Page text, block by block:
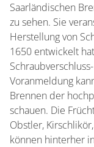
Saarländischen
zu sehen. Sie
Herstellung von
1650 entwickelt
Voranmeldung
Brennen der
schauen. Die
Obstler,
können hinterher